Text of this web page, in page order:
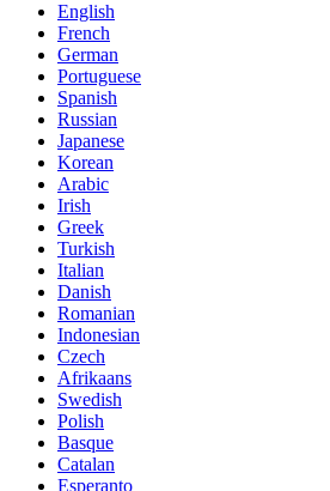
English
French
German
Portuguese
Spanish
Russian
Japanese
Korean
Arabic
Irish
Greek
Turkish
Italian
Danish
Romanian
Indonesian
Czech
Afrikaans
Swedish
Polish
Basque
Catalan
Esperanto